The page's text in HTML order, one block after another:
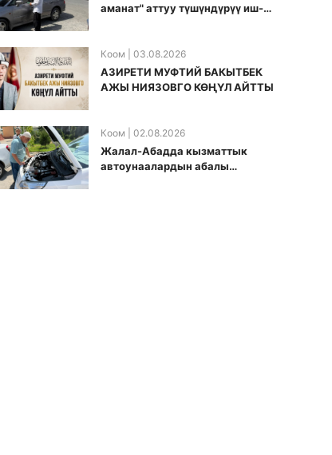
аманат" аттуу түшүндүрүү иш-
Коом | 03.08.2026
АЗИРЕТИ МУФТИЙ БАКЫТБЕК
АЖЫ НИЯЗОВГО КӨҢҮЛ АЙТТЫ
Коом | 02.08.2026
Жалал-Абадда кызматтык
автоунаалардын абалы